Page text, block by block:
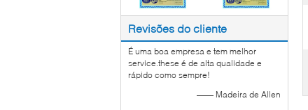
Revisões do cliente
É uma boa empresa e tem melhor
service.these é de alta qualidade e
rápido como sempre!
—— Madeira de Allen